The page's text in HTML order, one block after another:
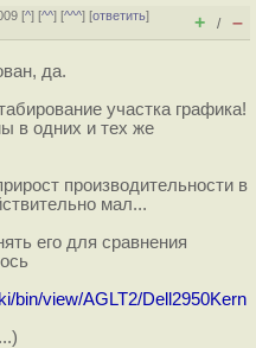
[^] [^^] [^^^] [ответить]
+ / –
да.
участка графика!
в одних и тех же
производительности в
мал...
его для сравнения
bin/view/AGLT2/Dell2950Kern